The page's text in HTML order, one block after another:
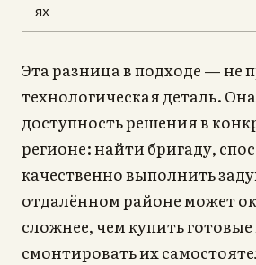
ях
Эта разница в подходе — не
технологическая деталь.
доступность решения в
регионе: найти бригаду,
качественно выполнить
отдалённом районе может
сложнее, чем купить
смонтировать их